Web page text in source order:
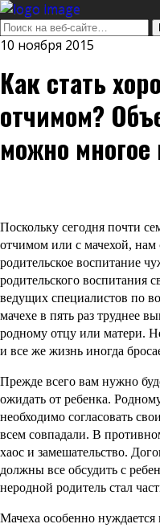
10 ноября 2015
Как стать
отчимом?
можно
Поскольку сегодня почти
отчимом или с мачехой, нам
родительское воспитание
родительского воспитания
ведущих специалистов по
мачехе в пять раз труднее
родному отцу или матери.
и все же жизнь иногда
Прежде всего вам нужно
ожидать от ребенка.
необходимо согласовать
всем совпадали. В
хаос и замешательство.
должны все обсудить с
неродной родитель стал
Мачеха особенно